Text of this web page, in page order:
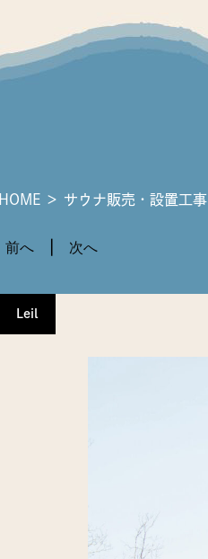
HOME ＞ サウナ販売・設置工事
前へ 次へ
Leil